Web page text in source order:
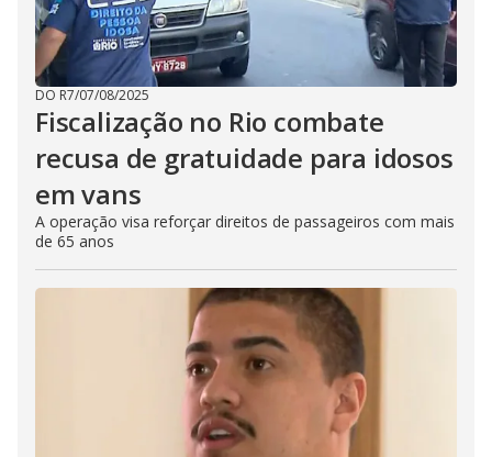
DO R7/07/08/2025
Fiscalização no Rio combate
recusa de gratuidade para idosos
em vans
A operação visa reforçar direitos de passageiros com mais
de 65 anos